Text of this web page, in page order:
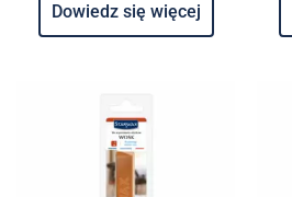
Dowiedz się więcej